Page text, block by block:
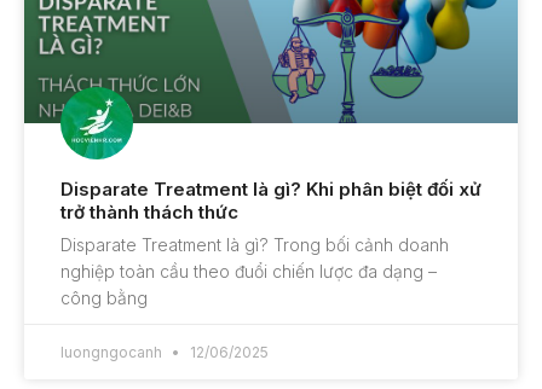
Disparate Treatment là gì? Khi phân biệt đối xử
trở thành thách thức
Disparate Treatment là gì? Trong bối cảnh doanh
nghiệp toàn cầu theo đuổi chiến lược đa dạng –
công bằng
luongngocanh 12/06/2025